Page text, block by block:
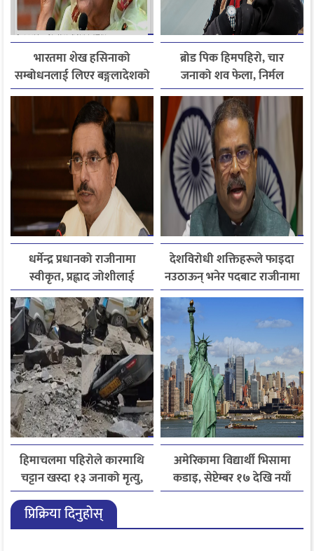
भारतमा शेख हसिनाको
सम्बोधनलाई लिएर बङ्गलादेशको
आपत्ति
ब्रोड पिक हिमपहिरो, चार
जनाको शव फेला, निर्मल
पुर्जासहित ६ जना अझै बेपत्ता,
खोजी कार्य रातभरीका लागि
स्थगित
धर्मेन्द्र प्रधानको राजीनामा
स्वीकृत, प्रह्लाद जोशीलाई
शिक्षामन्त्रीको अतिरिक्त
जिम्मेवारी
देशविरोधी शक्तिहरूले फाइदा
नउठाऊन् भनेर पदबाट राजीनामा
दिएको हुँः धर्मेन्द्र प्रधान
हिमाचलमा पहिरोले कारमाथि
चट्टान खस्दा १३ जनाको मृत्यु,
दुई घाइते
अमेरिकामा विद्यार्थी भिसामा
कडाइ, सेप्टेम्बर १७ देखि नयाँ
नियम लागू
प्रिक्रिया दिनुहोस्